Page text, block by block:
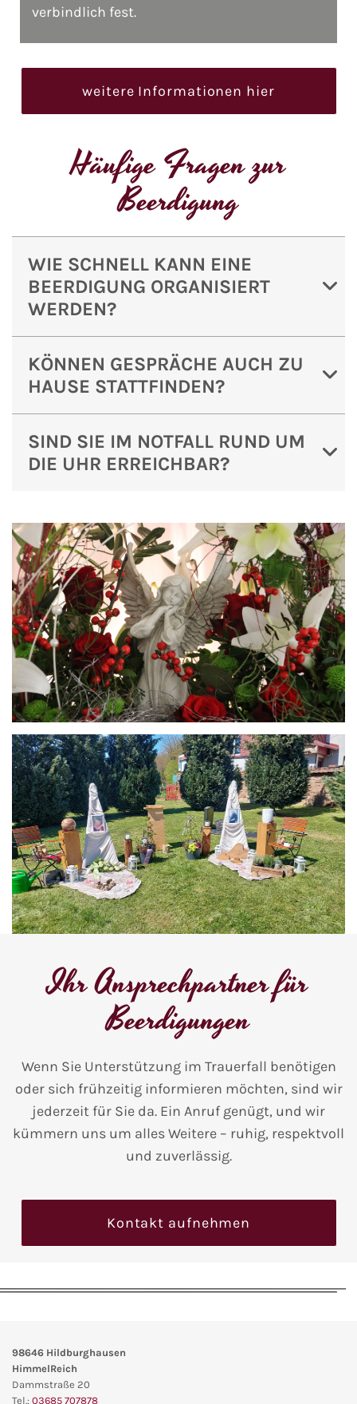
verbindlich fest.
weitere Informationen hier
Häufige Fragen zur
Beerdigung
WIE SCHNELL KANN EINE
BEERDIGUNG ORGANISIERT
WERDEN?
KÖNNEN GESPRÄCHE AUCH ZU
HAUSE STATTFINDEN?
SIND SIE IM NOTFALL RUND UM
DIE UHR ERREICHBAR?
Ihr Ansprechpartner für
Beerdigungen
Wenn Sie Unterstützung im Trauerfall benötigen
oder sich frühzeitig informieren möchten, sind wir
jederzeit für Sie da. Ein Anruf genügt, und wir
kümmern uns um alles Weitere – ruhig, respektvoll
und zuverlässig.
Kontakt aufnehmen
98646 Hildburghausen
HimmelReich
Dammstraße 20
Tel.: 03685 707878